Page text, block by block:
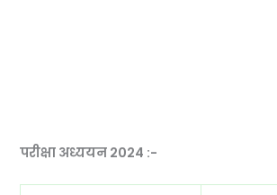
परीक्षा अध्ययन 2024 :-